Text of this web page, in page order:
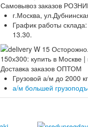
Самовывоз заказов
г.Москва,
График работы
13.30.
Доставка заказов ОПТОМ
Грузовой а/м до 2000
а/м большей